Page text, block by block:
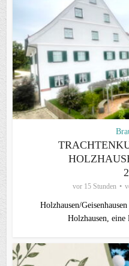
vor 15 Stunden
Holzhausen/
Holzhausen, eine